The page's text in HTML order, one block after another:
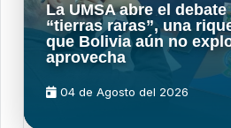
La UMSA abre el
“tierras raras”, una
que Bolivia aún no
aprovecha
04 de Agosto del 2026